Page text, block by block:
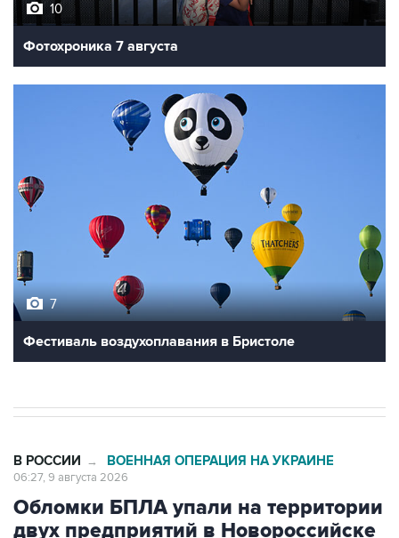
10
Фотохроника 7 августа
7
Фестиваль воздухоплавания в Бристоле
В РОССИИ → ВОЕННАЯ ОПЕРАЦИЯ НА УКРАИНЕ
06:27, 9 августа 2026
Обломки БПЛА упали на территории
двух предприятий в Новороссийске